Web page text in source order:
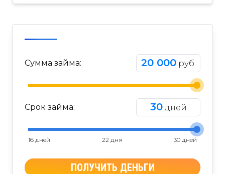
Сумма займа: 20 000 руб.
Срок займа: 30 дней
16 дней 22 дня 30 дней
ПОЛУЧИТЬ ДЕНЬГИ